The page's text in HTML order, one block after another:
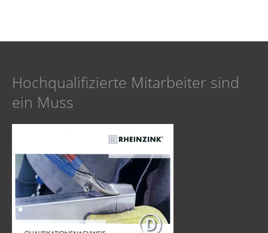
Hoch­qualifizierte Mitarbeiter sind
ein Muss